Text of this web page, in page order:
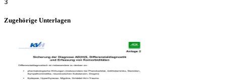
Zugehörige Unterlagen